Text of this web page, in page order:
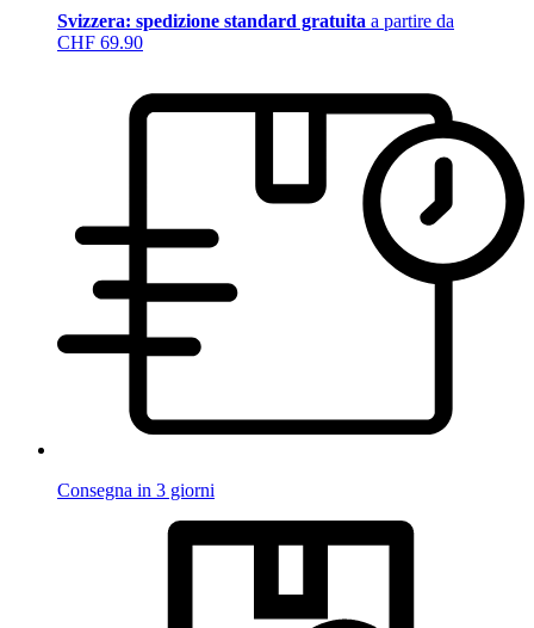
Svizzera: spedizione standard gratuita a partire da
CHF 69.90
Consegna in 3 giorni